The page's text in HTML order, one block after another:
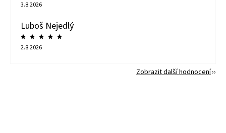
3.8.2026
Luboš Nejedlý
2.8.2026
Zobrazit další hodnocení